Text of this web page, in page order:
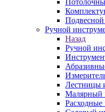
Ручной
Назад
Ручной
Лестницы
Малярный
Расходные